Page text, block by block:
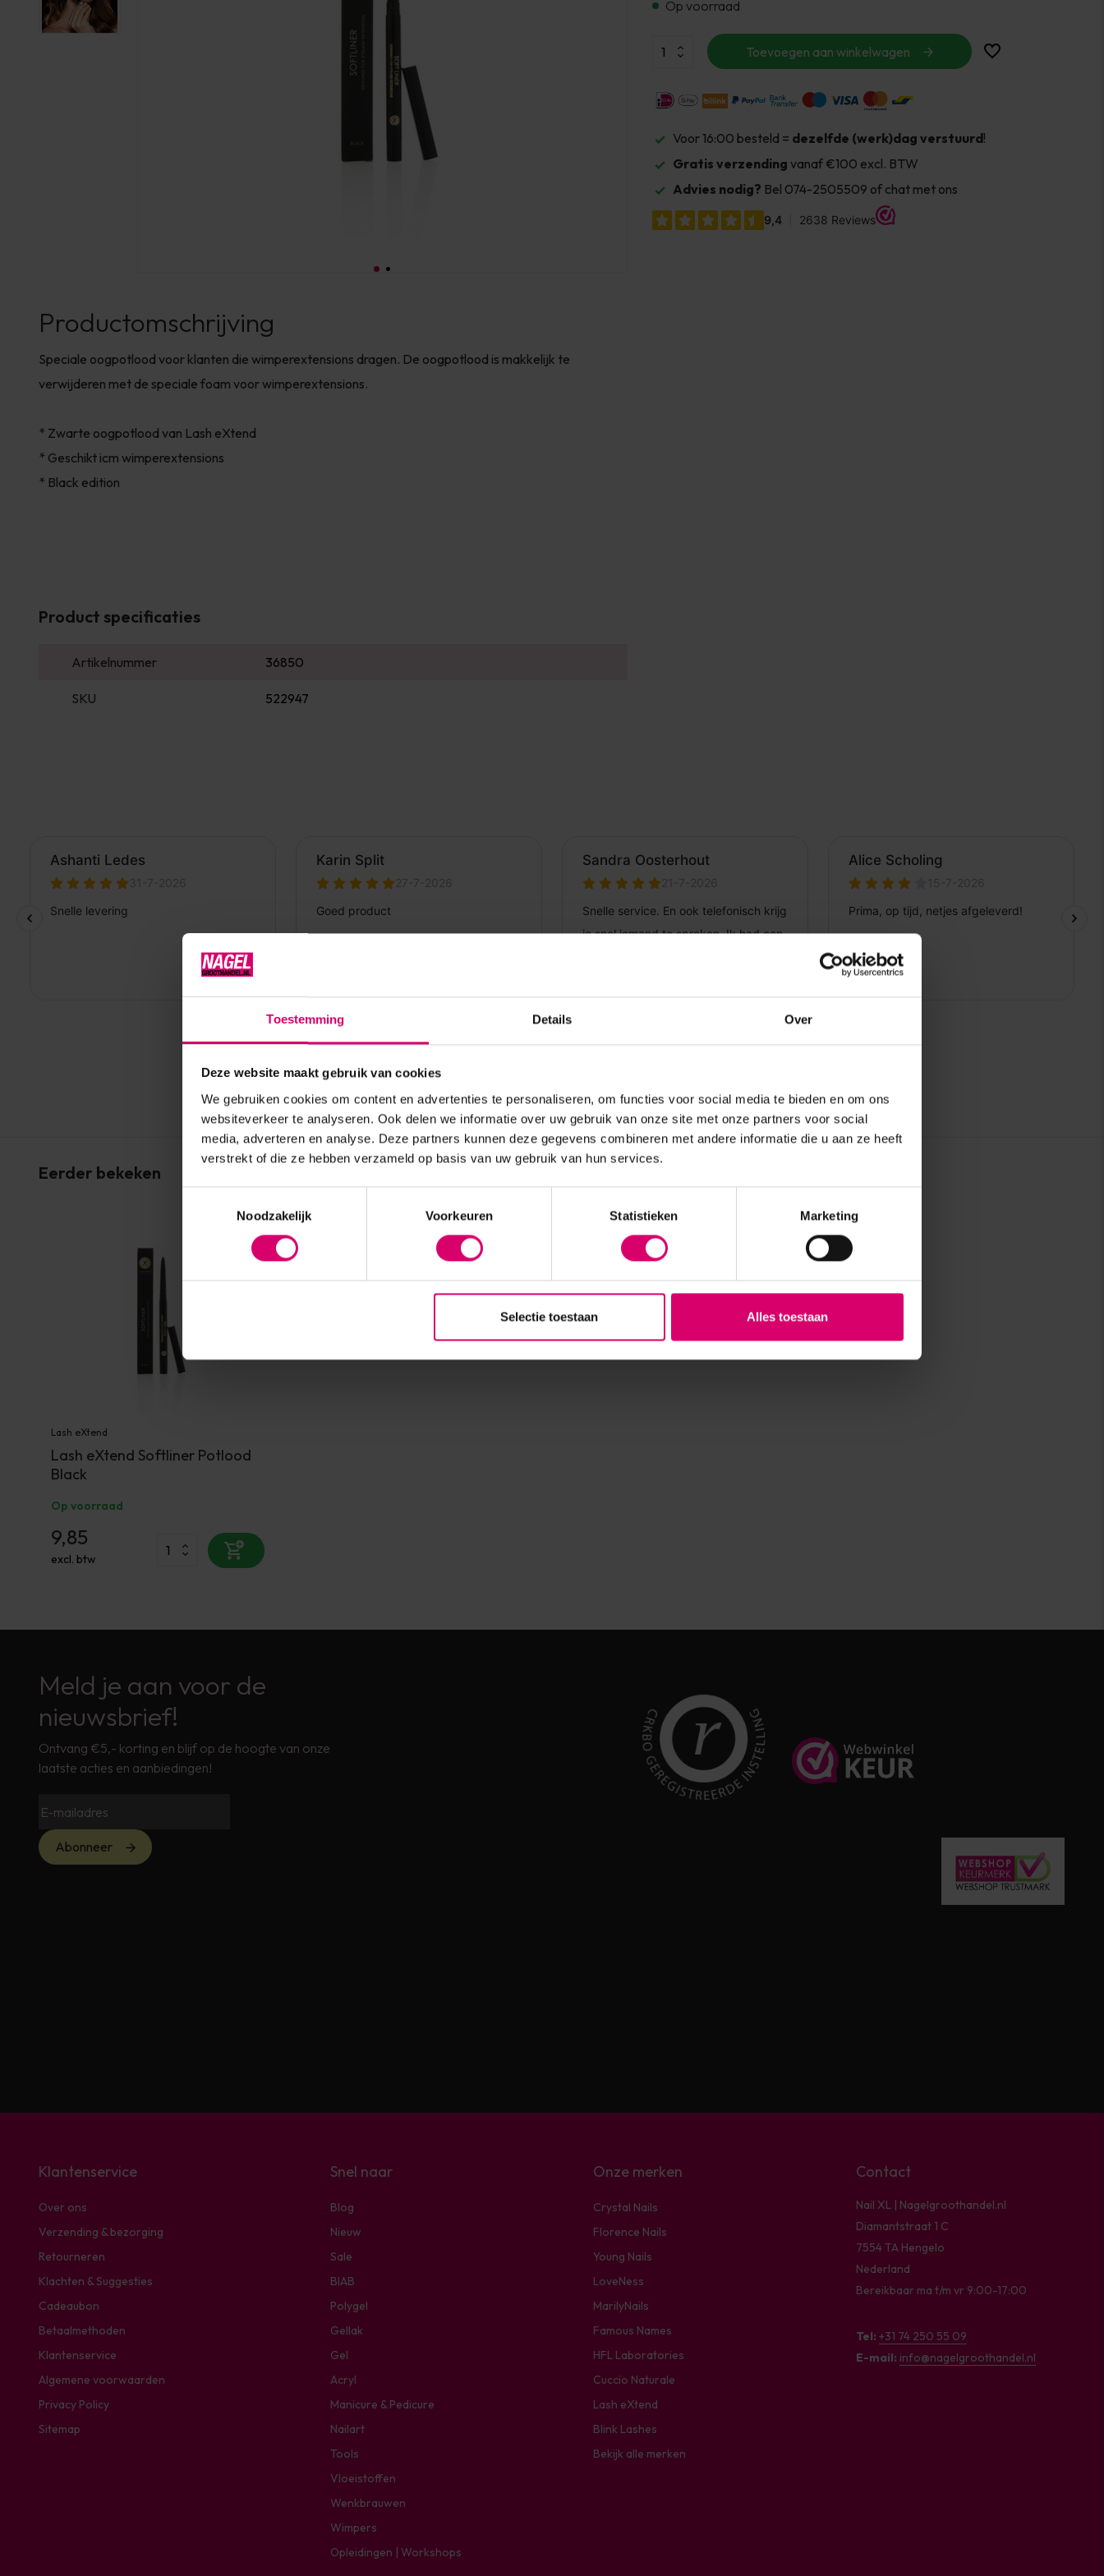
Toestemming Details Over
Deze website maakt gebruik van cookies
We gebruiken cookies om content en advertenties te personaliseren, om functies voor social media te bieden en om ons
websiteverkeer te analyseren. Ook delen we informatie over uw gebruik van onze site met onze partners voor social
media, adverteren en analyse. Deze partners kunnen deze gegevens combineren met andere informatie die u aan ze heeft
verstrekt of die ze hebben verzameld op basis van uw gebruik van hun services.
Noodzakelijk
Voorkeuren Statistieken Marketing
Selectie toestaan Alles toestaan
Productomschrijving
Speciale oogpotlood voor klanten die wimperextensions dragen. De oogpotlood is makkelijk te
verwijderen met de speciale foam voor wimperextensions.
* Zwarte oogpotlood van Lash eXtend
* Geschikt icm wimperextensions
* Black edition
Product specificaties
Artikelnummer 36850
SKU 522947
Op voorraad
Toevoegen aan winkelwagen
Voor 16:00 besteld = dezelfde (werk)dag verstuurd!
Gratis verzending vanaf €100 excl. BTW
Advies nodig? Bel 074-2505509 of chat met ons
Eerder bekeken
Lash eXtend
Lash eXtend Softliner Potlood
Black
Op voorraad
9,85
excl. btw
Meld je aan voor de
nieuwsbrief!
Ontvang €5,- korting en blijf op de hoogte van onze
laatste acties en aanbiedingen!
Abonneer
Klantenservice
Over ons
Verzending & bezorging
Retourneren
Klachten & Suggesties
Cadeaubon
Betaalmethoden
Klantenservice
Algemene voorwaarden
Privacy Policy
Sitemap
Snel naar
Blog
Nieuw
Sale
BIAB
Polygel
Gellak
Gel
Acryl
Manicure & Pedicure
Nailart
Tools
Vloeistoffen
Wenkbrauwen
Wimpers
Opleidingen | Workshops
Onze merken
Crystal Nails
Florence Nails
Young Nails
LoveNess
MarilyNails
Famous Names
HFL Laboratories
Cuccio Naturale
Lash eXtend
Blink Lashes
Bekijk alle merken
Contact
Nail XL | Nagelgroothandel.nl
Diamantstraat 1 C
7554 TA Hengelo
Nederland
Bereikbaar ma t/m vr 9:00-17:00
Tel: +31 74 250 55 09
E-mail: info@nagelgroothandel.nl